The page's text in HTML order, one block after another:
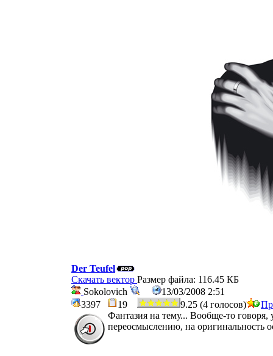
Der Teufel
Скачать вектор Размер файла: 116.45 КБ
Sokolovich
13/03/2008 2:51
3397
19 9.25 (4 голосов)
Фантазия на тему... Вообще-то говоря,
переосмыслению, на оригинальность